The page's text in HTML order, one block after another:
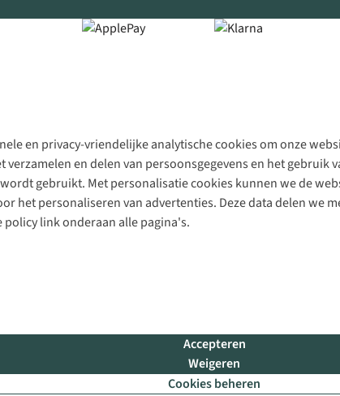
en privacy-vriendelijke analytische cookies om onze
en delen van persoonsgegevens en het
gebruikt. Met personalisatie cookies kunnen we de
het personaliseren van advertenties. Deze data delen we
link onderaan alle pagina's.
Accepteren
Weigeren
Cookies beheren